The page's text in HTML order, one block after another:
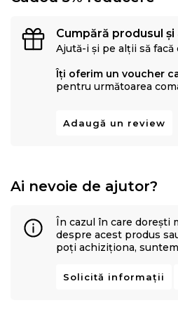
Cumpără produsul
Ajută-i și pe alții să facă
Îți oferim un voucher
pentru următoarea
Adaugă un review
Ai nevoie de ajutor?
În cazul în care dorești
despre acest produs
poți achiziționa,
Solicită informații